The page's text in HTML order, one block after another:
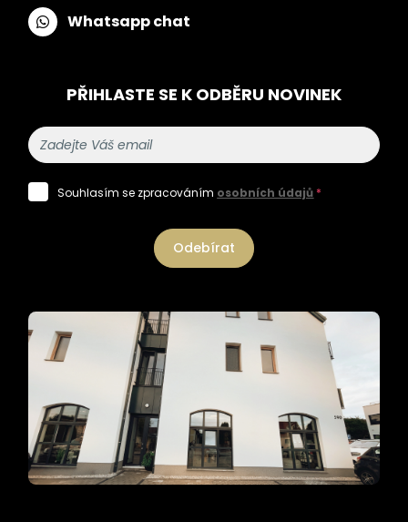
Whatsapp chat
PŘIHLASTE SE K ODBĚRU NOVINEK
Souhlasím se zpracováním osobních údajů *
Odebírat